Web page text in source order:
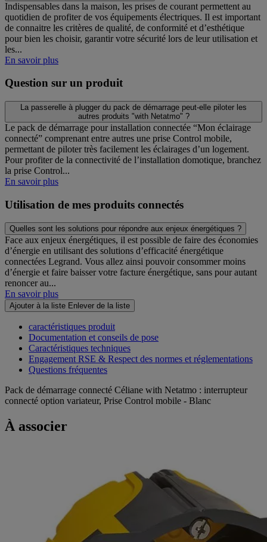
Indispensables dans la maison, les prises de courant permettent au
quotidien de profiter de vos équipements électriques. Il est important
de connaitre les critères de qualité, de conformité et d’esthétique
pour bien les choisir, garantir votre sécurité lors de leur utilisation et
les...
En savoir plus
Question sur un produit
La passerelle à plugger du pack de démarrage peut-elle piloter les
autres produits "with Netatmo" ?
Le pack de démarrage pour installation connectée “Mon éclairage
connecté” comprenant entre autres une prise Control mobile,
permettant de piloter très facilement les éclairages d’un logement.
Pour profiter de la connectivité de l’installation domotique, branchez
la prise Control...
En savoir plus
Utilisation de mes produits connectés
Quelles sont les solutions pour répondre aux enjeux énergétiques ?
Face aux enjeux énergétiques, il est possible de faire des économies
d’énergie en utilisant des solutions d’efficacité énergétique
connectées Legrand. Vous allez ainsi pouvoir consommer moins
d’énergie et faire baisser votre facture énergétique, sans pour autant
renoncer au...
En savoir plus
Ajouter à la liste Enlever de la liste
caractéristiques produit
Documentation et conseils de pose
Caractéristiques techniques
Engagement RSE & Respect des normes et réglementations
Questions fréquentes
Pack de démarrage connecté Céliane with Netatmo : interrupteur
connecté option variateur, Prise Control mobile - Blanc
À associer